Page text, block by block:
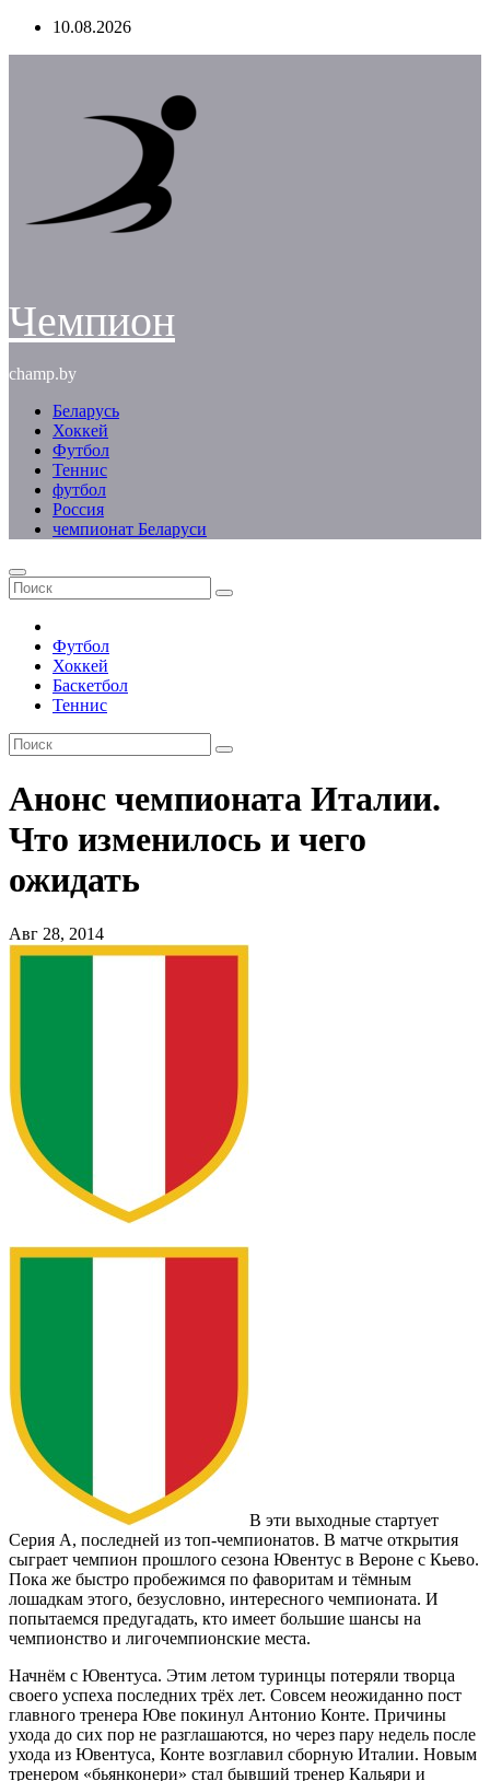
Перейти10.08.2026
Чемпион
champ.by
Беларусь
Хоккей
Футбол
Теннис
футбол
Россия
чемпионат Беларуси
Футбол
Хоккей
Баскетбол
Теннис
Анонс чемпионата Италии.
Что изменилось и чего
ожидать
Авг 28, 2014
В эти выходные стартует
Серия А, последней из топ-чемпионатов. В матче открытия
сыграет чемпион прошлого сезона Ювентус в Вероне с Кьево.
Пока же быстро пробежимся по фаворитам и тёмным
лошадкам этого, безусловно, интересного чемпионата. И
попытаемся предугадать, кто имеет большие шансы на
чемпионство и лигочемпионские места.
Начнём с Ювентуса. Этим летом туринцы потеряли творца
своего успеха последних трёх лет. Совсем неожиданно пост
главного тренера Юве покинул Антонио Конте. Причины
ухода до сих пор не разглашаются, но через пару недель после
ухода из Ювентуса, Конте возглавил сборную Италии. Новым
тренером «бьянконери» стал бывший тренер Кальяри и